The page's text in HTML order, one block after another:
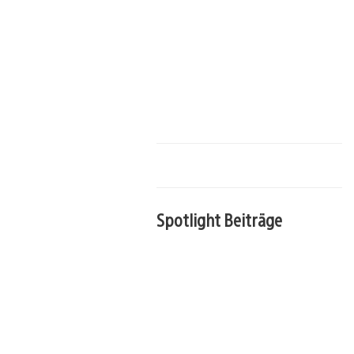
Spotlight Beiträge